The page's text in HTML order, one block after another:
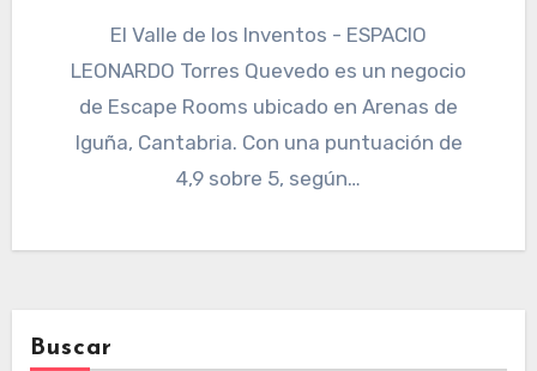
El Valle de los Inventos - ESPACIO
LEONARDO Torres Quevedo es un negocio
de Escape Rooms ubicado en Arenas de
Iguña, Cantabria. Con una puntuación de
4,9 sobre 5, según…
Buscar